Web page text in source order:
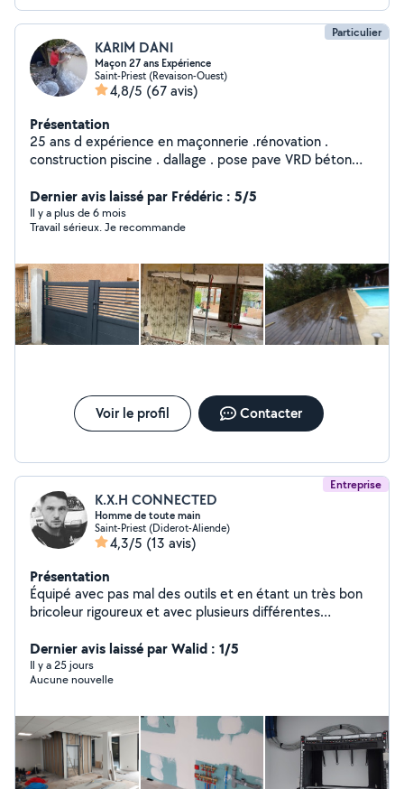
Particulier
KARIM DANI
Maçon 27 ans Expérience
Saint-Priest (Revaison-Ouest)
4,8/5 (67 avis)
Présentation
25 ans d expérience en maçonnerie .rénovation .
construction piscine . dallage . pose pave VRD béton
Dernier avis laissé par Frédéric : 5/5
Il y a plus de 6 mois
Travail sérieux. Je recommande
Voir le profil Contacter
Entreprise
K.X.H CONNECTED
Homme de toute main
Saint-Priest (Diderot-Aliende)
4,3/5 (13 avis)
Présentation
Équipé avec pas mal des outils et en étant un très bon
bricoleur rigoureux et avec plusieurs différentes
Dernier avis laissé par Walid : 1/5
Il y a 25 jours
Aucune nouvelle